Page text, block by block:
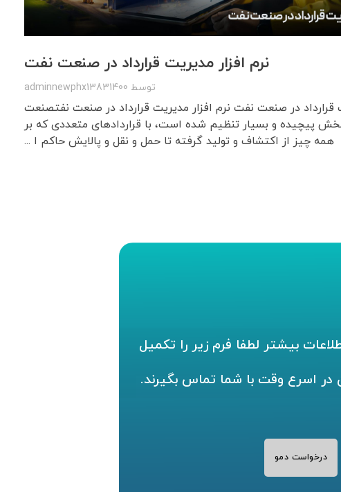
نرم افزار مدیریت قرارداد در صنعت نفت
توسط adminnewphx13831400
قرارداد در صنعت نفت نرم افزار مدیریت قرارداد در صنعت نفتصنعت
پیچیده و بسیار تنظیم شده است، با قراردادهای متعددی که بر
همه چیز از اکتشاف و تولید گرفته تا حمل و نقل و پالایش حاکم ا ...
بیشتر لطفا فرم زیر را تکمیل
در اسرع وقت با شما تماس بگیرند.
درخواست دمو